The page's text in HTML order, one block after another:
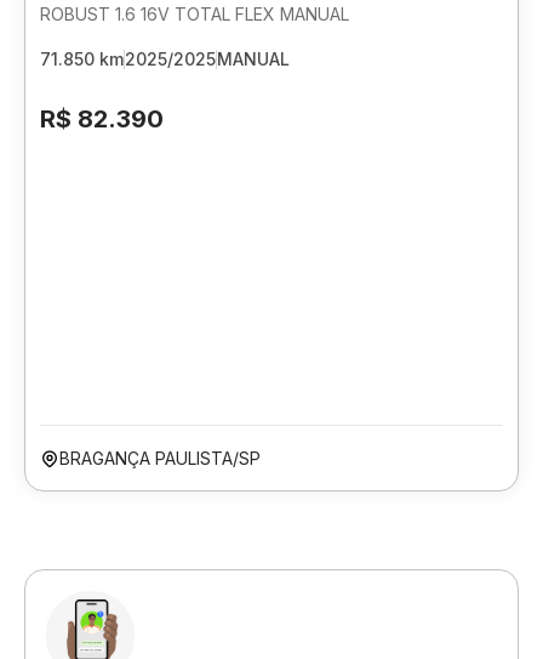
ROBUST 1.6 16V TOTAL FLEX MANUAL
71.850 km2025/2025MANUAL
R$ 82.390
BRAGANÇA PAULISTA/SP